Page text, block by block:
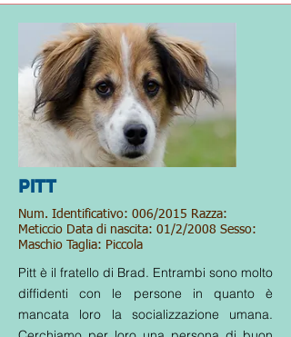
PITT
Num. Identificativo: 006/2015 Razza:
Meticcio Data di nascita: 01/2/2008 Sesso:
Maschio Taglia: Piccola
Pitt è il fratello di Brad. Entrambi sono molto
diffidenti con le persone in quanto è
mancata loro la socializzazione umana.